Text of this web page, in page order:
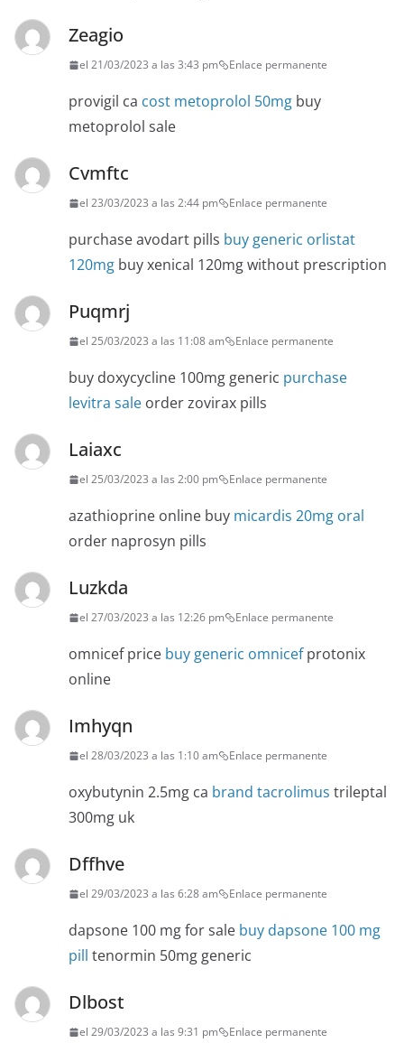
Zeagio
el 21/03/2023 a las 3:43 pm Enlace permanente
provigil ca cost metoprolol 50mg buy
metoprolol sale
Cvmftc
el 23/03/2023 a las 2:44 pm Enlace permanente
purchase avodart pills buy generic orlistat
120mg buy xenical 120mg without prescription
Puqmrj
el 25/03/2023 a las 11:08 am Enlace permanente
buy doxycycline 100mg generic purchase
levitra sale order zovirax pills
Laiaxc
el 25/03/2023 a las 2:00 pm Enlace permanente
azathioprine online buy micardis 20mg oral
order naprosyn pills
Luzkda
el 27/03/2023 a las 12:26 pm Enlace permanente
omnicef price buy generic omnicefprotonix
online
Imhyqn
el 28/03/2023 a las 1:10 am Enlace permanente
oxybutynin 2.5mg ca brand tacrolimus trileptal
300mg uk
Dffhve
el 29/03/2023 a las 6:28 am Enlace permanente
dapsone 100 mg for sale buy dapsone 100 mg
pill tenormin 50mg generic
Dlbost
el 29/03/2023 a las 9:31 pm Enlace permanente